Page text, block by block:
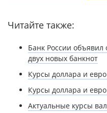
Читайте также:
Банк России
двух новых банкнот
Курсы доллара и евро
Курсы доллара и
Актуальные курсы